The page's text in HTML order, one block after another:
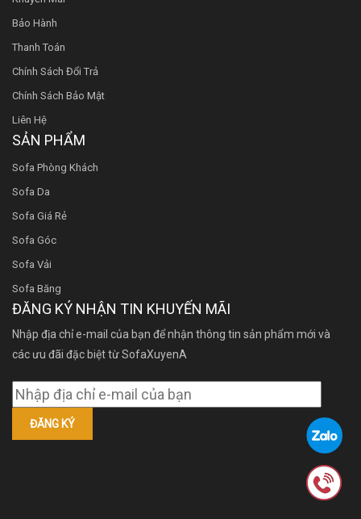
Bảo Hành
Thanh Toán
Chính Sách Đổi Trả
Chính Sách Bảo Mật
Liên Hệ
SẢN PHẨM
Sofa Phòng Khách
Sofa Da
Sofa Giá Rẻ
Sofa Góc
Sofa Vải
Sofa Băng
ĐĂNG KÝ NHẬN TIN KHUYẾN MÃI
Nhập địa chỉ e-mail của bạn để nhận thông tin sản phẩm mới và
các ưu đãi đặc biệt từ SofaXuyenA